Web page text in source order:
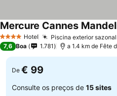
4 EstrelasHotel Piscina exterior sazonal
Mercure Cannes
7,6 Boa 1.781 a 1.4 km de Fête
De € 99
Consulte os preços de 15 sites